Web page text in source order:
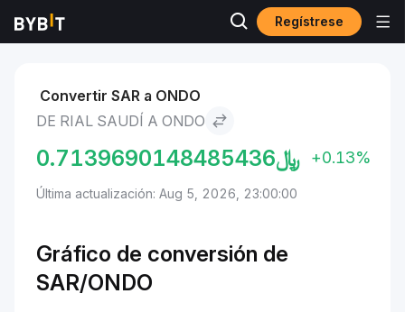
Regístrese
Mercados Rial saudí to Ondo
Convertir SAR a ONDO
DE RIAL SAUDÍ A ONDO
﷼0.7139690148485436 +0.13%
Última actualización: Aug 5, 2026, 23:00:00
Gráfico de conversión de
SAR/ONDO